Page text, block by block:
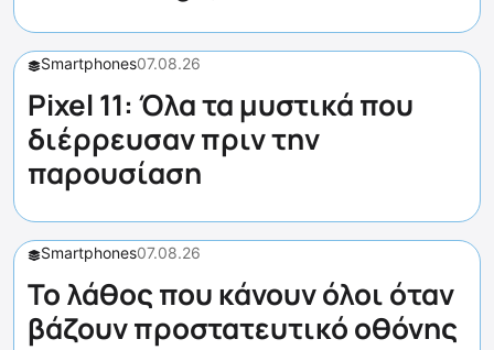
Smartphones07.08.26
Pixel 11: Όλα τα μυστικά που
διέρρευσαν πριν την
παρουσίαση
Smartphones07.08.26
Το λάθος που κάνουν όλοι όταν
βάζουν προστατευτικό οθόνης